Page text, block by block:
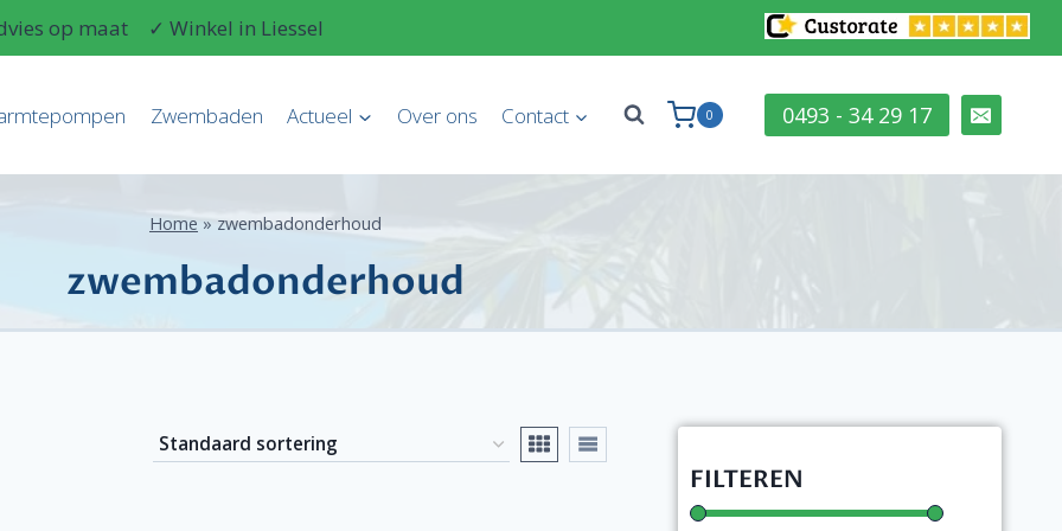
op maat ✓ Winkel in Liessel
Zwembaden Actueel Over ons Contact 0 0493 - 34 29 17
Home » zwembadonderhoud
zwembadonderhoud
FILTEREN